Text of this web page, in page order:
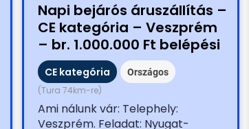
Napi bejárós áruszállítás –
CE kategória – Veszprém
– br. 1.000.000 Ft belépési
bónusszal
CE kategória Országos
(Tura 74km-re)
Ami nálunk vár: Telephely:
Veszprém. Feladat: Nyugat-